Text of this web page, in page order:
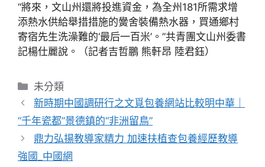
“將來，文山州還將投進資金，為全州181所需求增
添熱水供給舉措措施的黌舍裝備熱水器，買通鄉村
寄宿先生洗澡難的‘最后一百米’。”共青團文山州委書
記楊仕麗說。（記者吉哲鵬 熊軒昂 陸君鈺）
分
類
未分類
新時期中國調研行之文覓包養網站比較明中華｜
“千年瓷都”景德鎮的“非洲留鳥”
鼎力弘揚教導家精力 加速扶植查包養經歷教導
強國_中國網